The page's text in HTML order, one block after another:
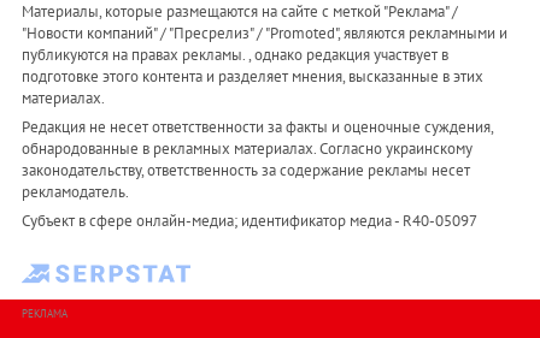
Материалы, которые размещаются на сайте с меткой "Реклама" /
"Новости компаний" / "Пресрелиз" / "Promoted", являются рекламными и
публикуются на правах рекламы. , однако редакция участвует в
подготовке этого контента и разделяет мнения, высказанные в этих
материалах.
Редакция не несет ответственности за факты и оценочные суждения,
обнародованные в рекламных материалах. Согласно украинскому
законодательству, ответственность за содержание рекламы несет
рекламодатель.
Субъект в сфере онлайн-медиа; идентификатор медиа - R40-05097
РЕКЛАМА